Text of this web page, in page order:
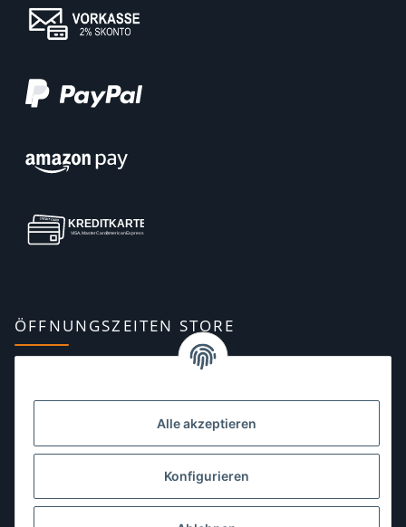
Alle akzeptieren
Konfigurieren
ÖFFNUNGSZEITEN STORE
10:00–13:00, 14:00–18:00 Uhr
Dienstag:10:00–13:00, 14:00–16:00 Uhr
10:00–13:00 Uhr
Freitag:10:00–13:00, 14:00–18:00 Uhr